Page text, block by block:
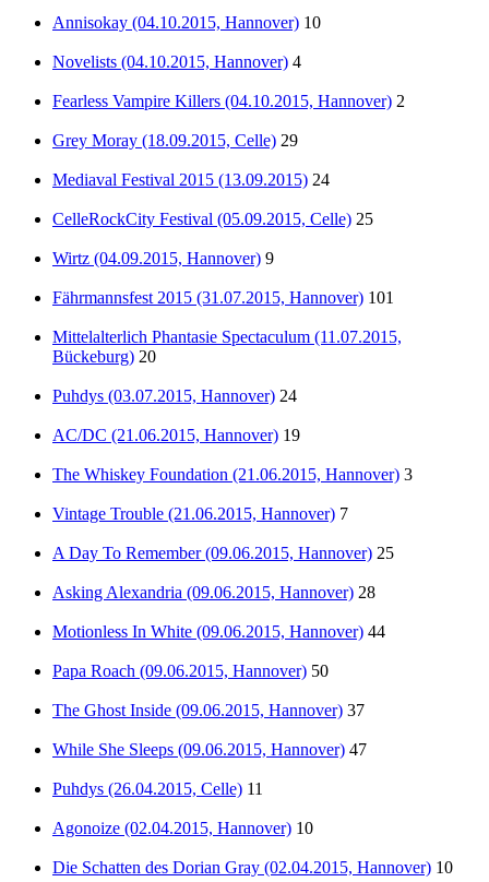
Annisokay (04.10.2015, Hannover) 10
Novelists (04.10.2015, Hannover) 4
Fearless Vampire Killers (04.10.2015, Hannover) 2
Grey Moray (18.09.2015, Celle) 29
Mediaval Festival 2015 (13.09.2015) 24
CelleRockCity Festival (05.09.2015, Celle) 25
Wirtz (04.09.2015, Hannover) 9
Fährmannsfest 2015 (31.07.2015, Hannover) 101
Mittelalterlich Phantasie Spectaculum (11.07.2015,
Bückeburg) 20
Puhdys (03.07.2015, Hannover) 24
AC/DC (21.06.2015, Hannover) 19
The Whiskey Foundation (21.06.2015, Hannover) 3
Vintage Trouble (21.06.2015, Hannover) 7
A Day To Remember (09.06.2015, Hannover) 25
Asking Alexandria (09.06.2015, Hannover) 28
Motionless In White (09.06.2015, Hannover) 44
Papa Roach (09.06.2015, Hannover) 50
The Ghost Inside (09.06.2015, Hannover) 37
While She Sleeps (09.06.2015, Hannover) 47
Puhdys (26.04.2015, Celle) 11
Agonoize (02.04.2015, Hannover) 10
Die Schatten des Dorian Gray (02.04.2015, Hannover) 10